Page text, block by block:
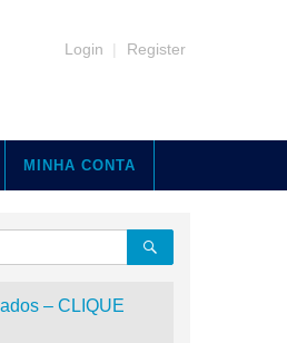
Login | Register
MINHA CONTA
– CLIQUE